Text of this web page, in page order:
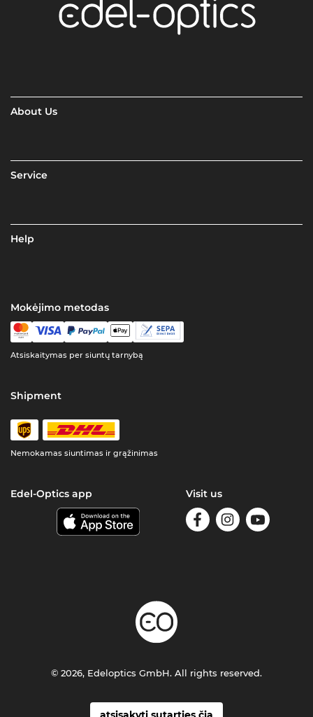
About Us
Service
Help
Mokėjimo metodas
Atsiskaitymas per siuntų tarnybą
Shipment
Nemokamas siuntimas ir grąžinimas
Edel-Optics app Visit us
© 2026, Edeloptics GmbH. All rights reserved.